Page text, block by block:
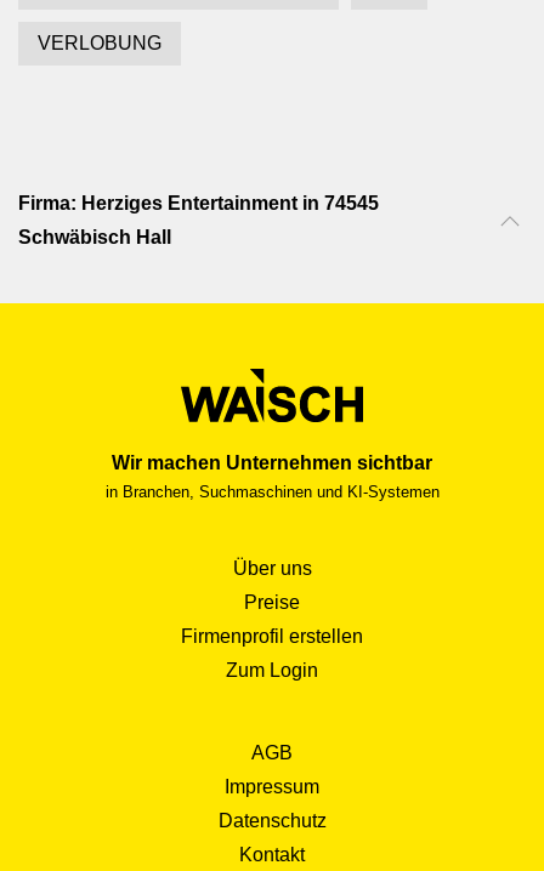
VERLOBUNG
Firma: Herziges Entertainment in 74545
Schwäbisch Hall
Wir machen Unternehmen sichtbar
in Branchen, Suchmaschinen und KI-Systemen
Über uns
Preise
Firmenprofil erstellen
Zum Login
AGB
Impressum
Datenschutz
Kontakt